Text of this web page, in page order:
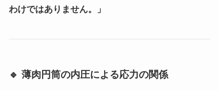
わけではありません。」
🔹 薄肉円筒の内圧による応力の関係